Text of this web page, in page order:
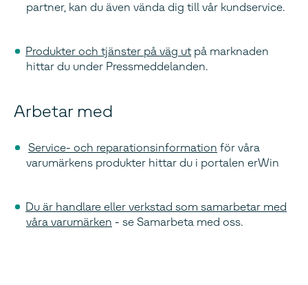
partner, kan du även vända dig till vår kundservice.
Produkter och tjänster på väg ut på marknaden
hittar du under Pressmeddelanden.
Arbetar med
Service- och reparationsinformation för våra
varumärkens produkter hittar du i portalen erWin
Du är handlare eller verkstad som samarbetar med
våra varumärken - se Samarbeta med oss.